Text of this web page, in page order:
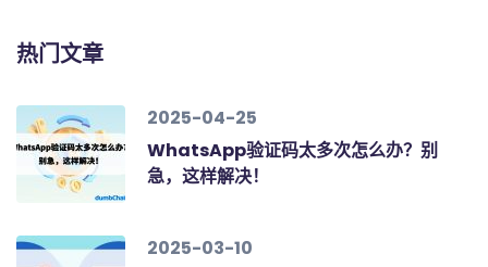
热门文章
2025-04-25
WhatsApp验证码太多次怎么办？别
急，这样解决！
2025-03-10